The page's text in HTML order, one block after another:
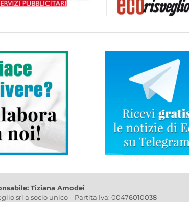
Tiziana Amodei
srl a socio unico – Partita Iva: 00476010038